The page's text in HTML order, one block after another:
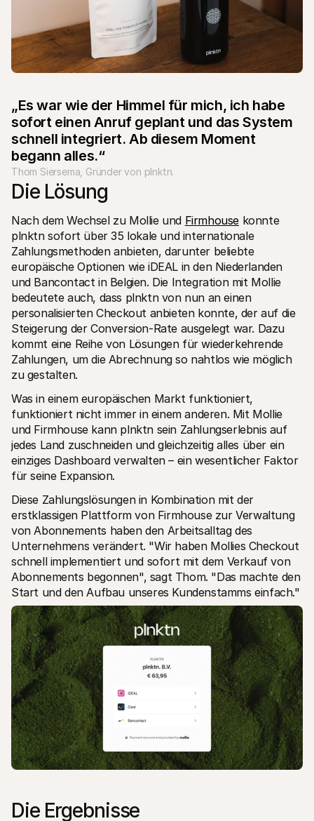
„Es war wie der Himmel für mich, ich habe
sofort einen Anruf geplant und das System
schnell integriert. Ab diesem Moment
begann alles.“
Thom Siersema, Gründer von plnktn.
Die Lösung
Nach dem Wechsel zu Mollie und Firmhouse konnte
plnktn sofort über 35 lokale und internationale
Zahlungsmethoden anbieten, darunter beliebte
europäische Optionen wie iDEAL in den Niederlanden
und Bancontact in Belgien. Die Integration mit Mollie
bedeutete auch, dass plnktn von nun an einen
personalisierten Checkout anbieten konnte, der auf die
Steigerung der Conversion-Rate ausgelegt war. Dazu
kommt eine Reihe von Lösungen für wiederkehrende
Zahlungen, um die Abrechnung so nahtlos wie möglich
zu gestalten.
Was in einem europäischen Markt funktioniert,
funktioniert nicht immer in einem anderen. Mit Mollie
und Firmhouse kann plnktn sein Zahlungserlebnis auf
jedes Land zuschneiden und gleichzeitig alles über ein
einziges Dashboard verwalten – ein wesentlicher Faktor
für seine Expansion.
Diese Zahlungslösungen in Kombination mit der
erstklassigen Plattform von Firmhouse zur Verwaltung
von Abonnements haben den Arbeitsalltag des
Unternehmens verändert. "Wir haben Mollies Checkout
schnell implementiert und sofort mit dem Verkauf von
Abonnements begonnen", sagt Thom. "Das machte den
Die Ergebnisse